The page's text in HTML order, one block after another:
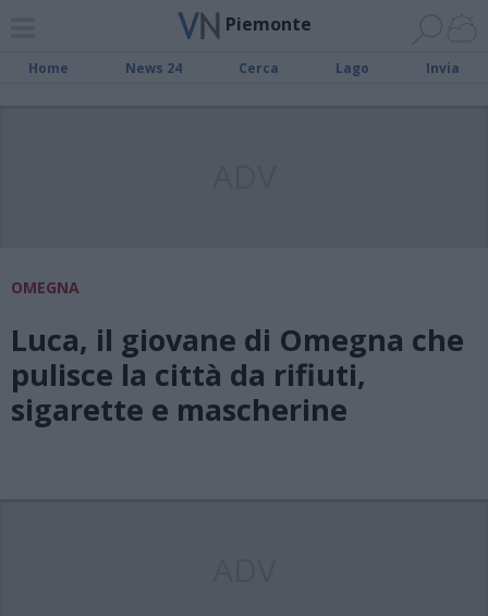
Piemonte
Home News 24 Cerca Lago Invia
OMEGNA
Luca, il giovane di Omegna che
pulisce la città da rifiuti,
sigarette e mascherine